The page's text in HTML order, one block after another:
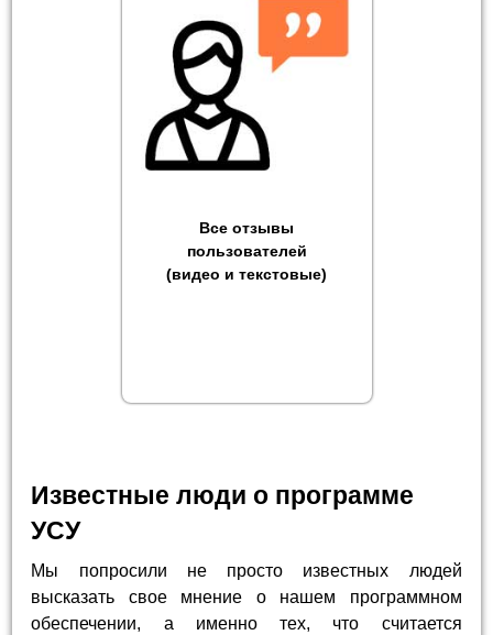
Все отзывы
пользователей
(видео и текстовые)
Известные люди о программе
УСУ
Мы попросили не просто известных людей
высказать свое мнение о нашем программном
обеспечении, а именно тех, что считается